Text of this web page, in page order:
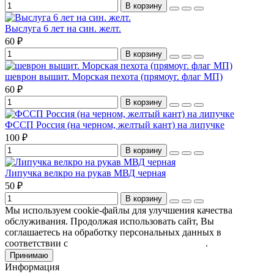
В корзину
Выслуга 6 лет на син. желт.
60 ₽
В корзину
шеврон вышит. Морская пехота (прямоуг. флаг МП)
60 ₽
В корзину
ФССП Россия (на черном, желтый кант) на липучке
100 ₽
В корзину
Липучка велкро на рукав МВД черная
50 ₽
В корзину
Мы используем cookie-файлы для улучшения качества
обслуживания. Продолжая использовать сайт, Вы
соглашаетесь на обработку персональных данных в
соответствии с
.
Принимаю
Информация